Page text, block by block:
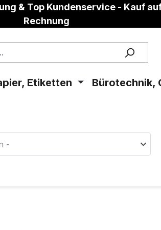
& Top Kundenservice - Kauf
Rechnung
Etiketten Bürotechnik,
-